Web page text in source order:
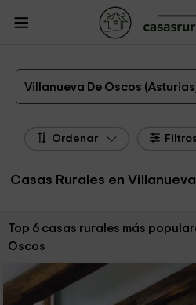
Casas Rurales
Villanueva De Oscos
Las 6 mejores casas rurales en Villanueva De
Villanueva De Oscos
Ordenar
Casas Rurales en
Ordenar por:
Top 6 casas rurales más
Oscos